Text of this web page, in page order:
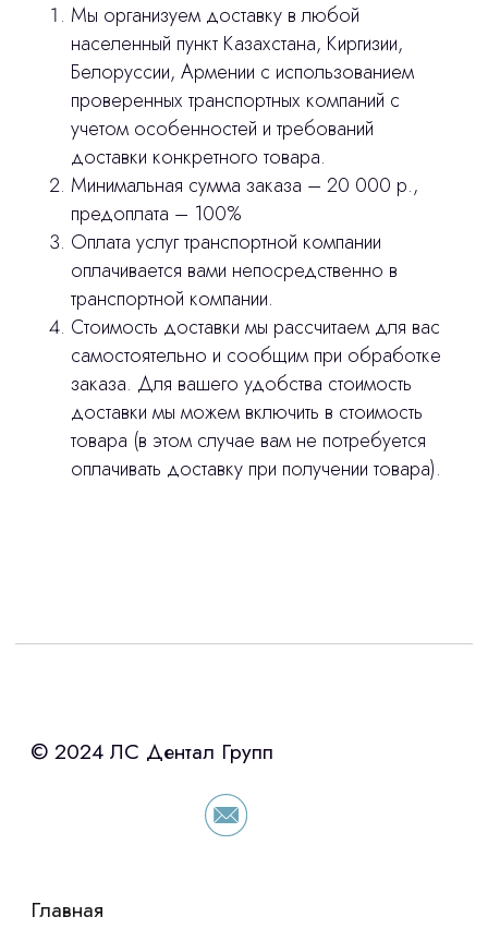
Мы организуем доставку в любой
населенный пункт Казахстана, Киргизии,
Белоруссии, Армении с использованием
проверенных транспортных компаний с
учетом особенностей и требований
доставки конкретного товара.
Минимальная сумма заказа – 20 000 р.,
предоплата – 100%
Оплата услуг транспортной компании
оплачивается вами непосредственно в
транспортной компании.
Стоимость доставки мы рассчитаем для вас
самостоятельно и сообщим при обработке
заказа. Для вашего удобства стоимость
доставки мы можем включить в стоимость
товара (в этом случае вам не потребуется
оплачивать доставку при получении товара).
Интересует лизинг?
«Уралпромлизинг» подберем выгодные
условия по лизингу оборудования,
просто оставьте контакты чтобы мы
сориентировали по условиям
сделано
Лицензирование
Изготовление хирургических шаблонов
Политика конфиденциальности
stasicus